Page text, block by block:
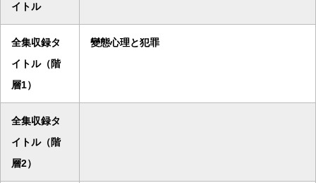
イトル
全集収録タ
イトル（階
層1）
變態心理と犯罪
全集収録タ
イトル（階
層2）